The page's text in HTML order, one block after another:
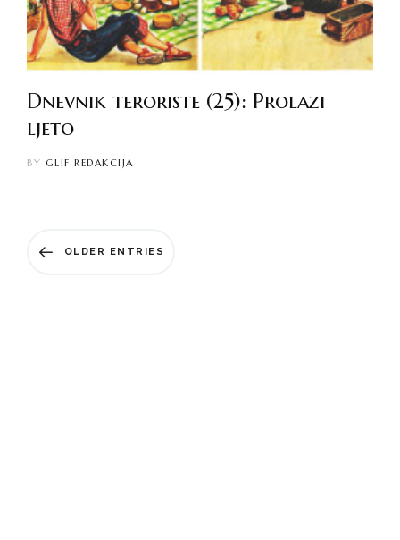
Dnevnik teroriste (25): Prolazi
ljeto
BY GLIF REDAKCIJA
OLDER ENTRIES